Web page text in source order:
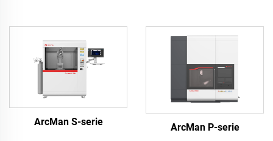
ArcMan S-serie ArcMan P-serie